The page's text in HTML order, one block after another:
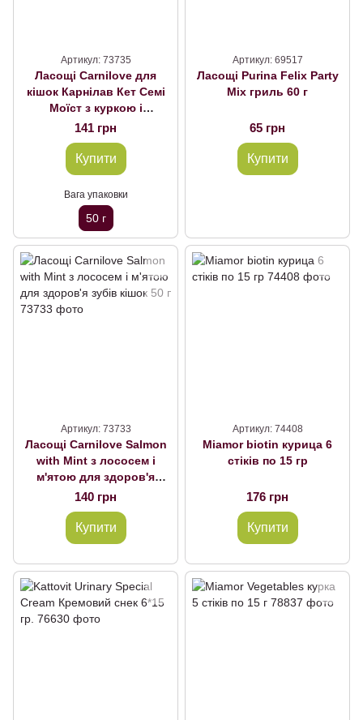
Артикул: 73735
Ласощі Carnilove для
кішок Карнілав Кет Семі
Моїст з куркою і
чебрецем 50 г, 50 г
141 грн
Купити
Вага упаковки
50 г
Артикул: 69517
Ласощі Purina Felix Party
Mix гриль 60 г
65 грн
Купити
Артикул: 73733
Ласощі Carnilove Salmon
with Mint з лососем і
м'ятою для здоров'я
зубів кішок 50 г
140 грн
Купити
Артикул: 74408
Miamor biotin курица 6
стіків по 15 гр
176 грн
Купити